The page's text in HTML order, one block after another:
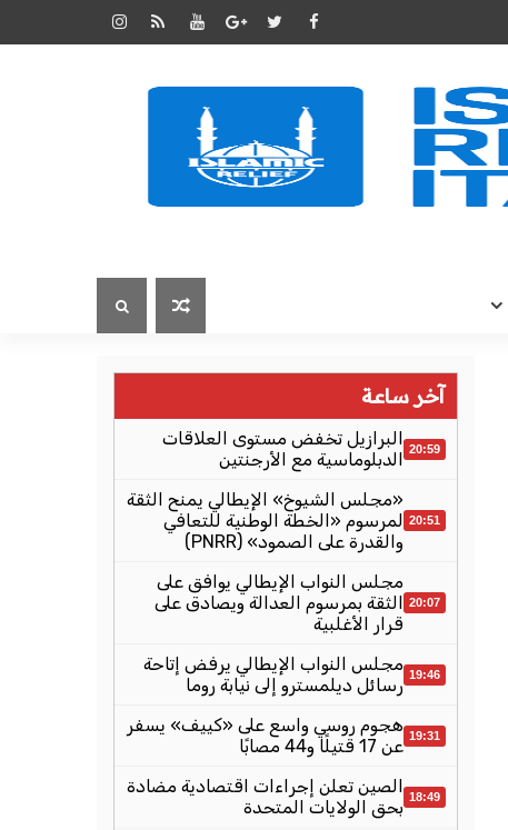
آخر ساعة
20:59 البرازيل تخفض مستوى العلاقات
الدبلوماسية مع الأرجنتين
20:51
«مجلس الشيوخ» الإيطالي يمنح الثقة
لمرسوم «الخطة الوطنية للتعافي
والقدرة على الصمود» (PNRR)
20:07
مجلس النواب الإيطالي يوافق على
الثقة بمرسوم العدالة ويصادق على
قرار الأغلبية
19:46 مجلس النواب الإيطالي يرفض إتاحة
رسائل ديلمسترو إلى نيابة روما
19:31 هجوم روسي واسع على «كييف» يسفر
عن 17 قتيلًا و44 مصابًا
18:49 الصين تعلن إجراءات اقتصادية مضادة
بحق الولايات المتحدة